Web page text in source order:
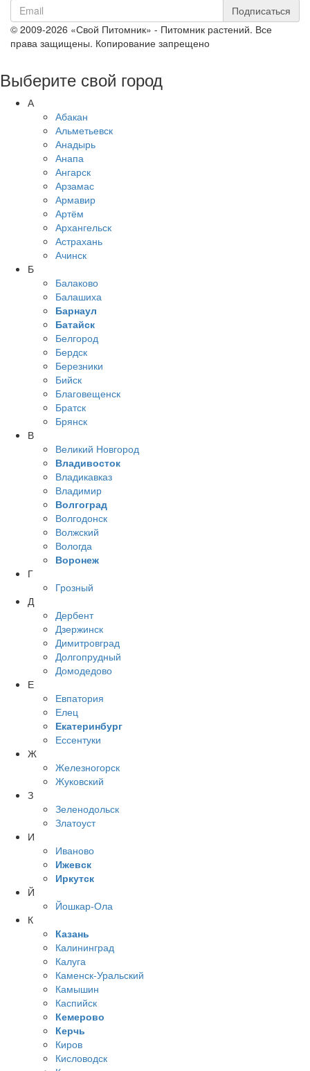
Подписаться
© 2009-2026 «Свой Питомник» - Питомник растений. Все
права защищены. Копирование запрещено
Выберите свой город
А
Абакан
Альметьевск
Анадырь
Анапа
Ангарск
Арзамас
Армавир
Артём
Архангельск
Астрахань
Ачинск
Б
Балаково
Балашиха
Барнаул
Батайск
Белгород
Бердск
Березники
Бийск
Благовещенск
Братск
Брянск
В
Великий Новгород
Владивосток
Владикавказ
Владимир
Волгоград
Волгодонск
Волжский
Вологда
Воронеж
Г
Грозный
Д
Дербент
Дзержинск
Димитровград
Долгопрудный
Домодедово
Е
Евпатория
Елец
Екатеринбург
Ессентуки
Ж
Железногорск
Жуковский
З
Зеленодольск
Златоуст
И
Иваново
Ижевск
Иркутск
Й
Йошкар-Ола
К
Казань
Калининград
Калуга
Каменск-Уральский
Камышин
Каспийск
Кемерово
Керчь
Киров
Кисловодск